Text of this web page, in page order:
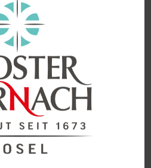
2025 Grauburgunder –
Qualitätswein Mosel –
Region Burg Cochem
€12,50
enthält 0,75
IN DEN WARENKORB